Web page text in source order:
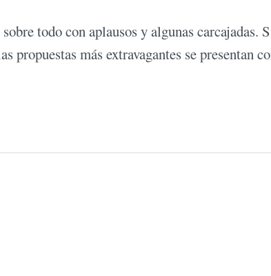
todo con aplausos y algunas carcajadas.
más extravagantes se presentan